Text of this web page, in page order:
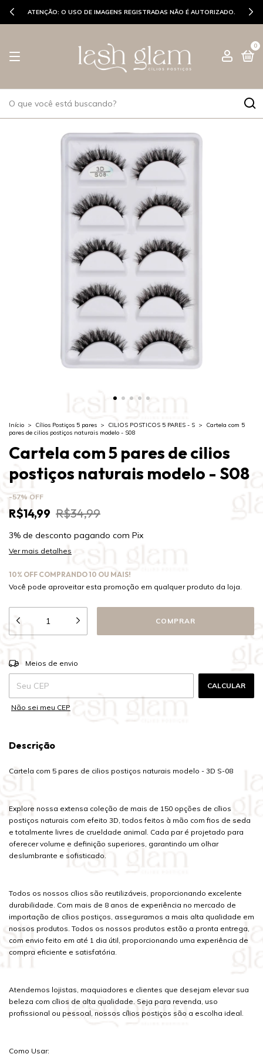
ATENÇÃO: O USO DE IMAGENS REGISTRADAS NÃO É AUTORIZADO.
0
Início > Cílios Postiços 5 pares > CILIOS POSTICOS 5 PARES - S >
Cartela com 5
pares de cilios postiços naturais modelo - S08
Cartela com 5 pares de cilios
postiços naturais modelo - S08
-57% OFF
R$14,99 R$34,99
3% de desconto pagando com Pix
Ver mais detalhes
10% OFF COMPRANDO 10 OU MAIS!
Você pode aproveitar esta promoção em qualquer produto da loja.
Entregas para o CEP:
Meios de envio
CALCULAR
Não sei meu CEP
Descrição
Cartela com 5 pares de cilios postiços naturais modelo - 3D S-08
Explore nossa extensa coleção de mais de 150 opções de cílios
postiços naturais com efeito 3D, todos feitos à mão com fios de seda
e totalmente livres de crueldade animal. Cada par é projetado para
oferecer volume e definição superiores, garantindo um olhar
deslumbrante e sofisticado.
Todos os nossos cílios são reutilizáveis, proporcionando excelente
durabilidade. Com mais de 8 anos de experiência no mercado de
importação de cílios postiços, asseguramos a mais alta qualidade em
nossos produtos. Todos os nossos produtos estão a pronta entrega,
com envio feito em até 1 dia útil, proporcionando uma experiência de
compra eficiente e satisfatória.
Atendemos lojistas, maquiadores e clientes que desejam elevar sua
beleza com cílios de alta qualidade. Seja para revenda, uso
profissional ou pessoal, nossos cílios postiços são a escolha ideal.
Como Usar: